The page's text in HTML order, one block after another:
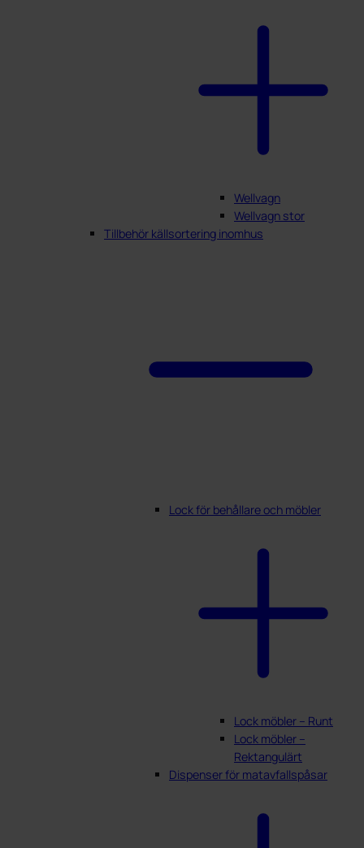
Wellvagn
Wellvagn stor
Tillbehör källsortering inomhus
Lock för behållare och möbler
Lock möbler – Runt
Lock möbler –
Rektangulärt
Dispenser för matavfallspåsar